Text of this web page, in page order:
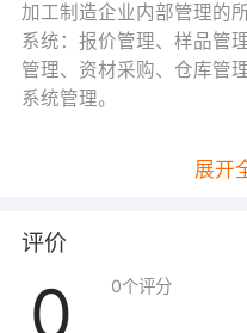
加工制造企业内部管理的
系统：报价管理、样品管
管理、资材采购、仓库管
系统管理。
展开
评价
0 0个评分